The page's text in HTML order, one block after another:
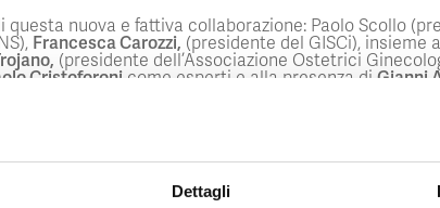
Dettagli
nuova e fattiva collaborazione: Paolo Scollo
Francesca Carozzi, (presidente del GISCi), insieme
(presidente dell’Associazione Ostetrici
Cristoforoni come esperti e alla presenza di Gianni
attività connesse allo screening del cervico-
in tutte le Regioni. Soprattutto in quelle dove è
un progetto di integrazione delle attività e